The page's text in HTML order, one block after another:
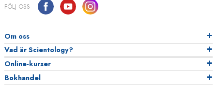
FÖLJ OSS
Om oss
Vad är Scientology?
Online-kurser
Bokhandel